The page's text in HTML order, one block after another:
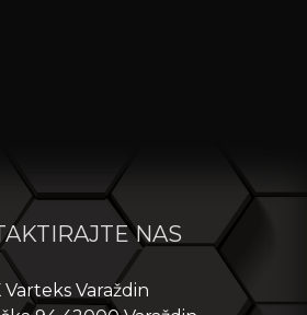
NAS
Varteks Varaždin